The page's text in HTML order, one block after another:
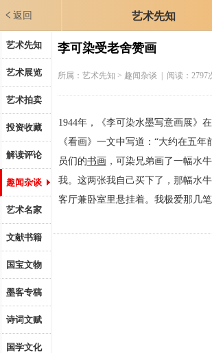
返回 艺术先知
艺术先知
艺术展览
艺术拍卖
投资收藏
解读评论
趣闻杂谈
艺术名家
文献书籍
国宝文物
墨客专稿
诗词文赋
国学文化
李可染受老舍赞画
所属：艺术先知 > 趣闻杂谈 | 阅读：2797
1944年，《李可染水墨写意画展》
《看画》一文中写道：“大约在五
员们的书画 ，可染兄弟画了一幅水
我。这两张我自己买下了，那幅水
客厅兼卧室里悬挂着。我极爱那几